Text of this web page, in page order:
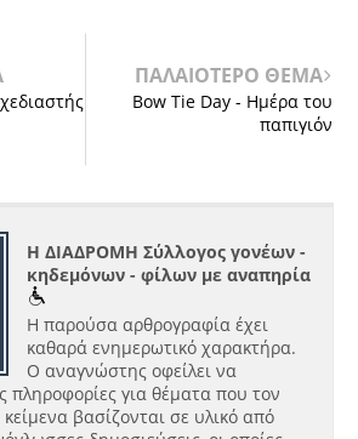
ΠΑΛΑΙΟΤΕΡΟ ΘΕΜΑ
Bow Tie Day - Ημέρα του
παπιγιόν
Η ΔΙΑΔΡΟΜΗ Σύλλογος γονέων -
κηδεμόνων - φίλων με αναπηρία
Η παρούσα αρθρογραφία έχει
καθαρά ενημερωτικό χαρακτήρα.
Ο αναγνώστης οφείλει να
πληροφορίες για θέματα που τον
βασίζονται σε υλικό από